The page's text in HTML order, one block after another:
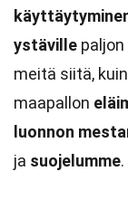
ystäville paljon
meitä siitä,
maapallon
luonnon
ja suojelumme.